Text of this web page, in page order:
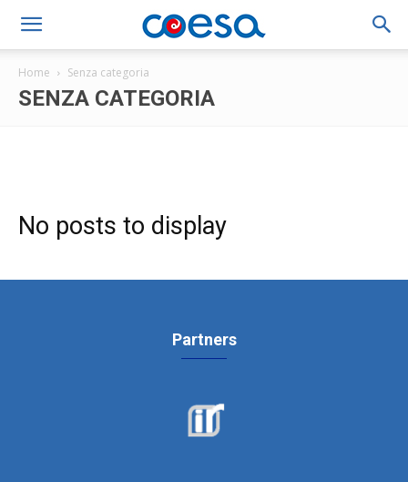
Home Senza categoria
SENZA CATEGORIA
No posts to display
Partners